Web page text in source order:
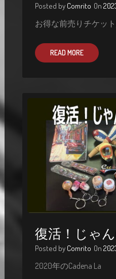
Posted by Comrito On
お得な前売りチケッ
READ MORE
復活！じゃ
Posted by Comrito On
2020年のCadena La